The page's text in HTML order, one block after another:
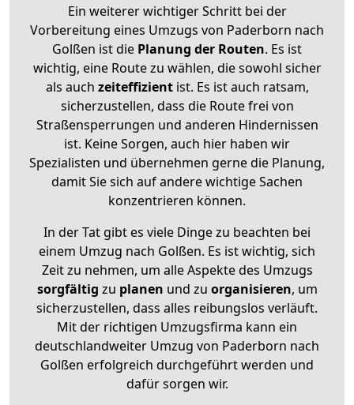
Ein weiterer wichtiger Schritt bei der
Vorbereitung eines Umzugs von Paderborn nach
Golßen ist die Planung der Routen. Es ist
wichtig, eine Route zu wählen, die sowohl sicher
als auch zeiteffizientist. Es ist auch ratsam,
sicherzustellen, dass die Route frei von
Straßensperrungen und anderen Hindernissen
ist. Keine Sorgen, auch hier haben wir
Spezialisten und übernehmen gerne die Planung,
damit Sie sich auf andere wichtige Sachen
konzentrieren können.
In der Tat gibt es viele Dinge zu beachten bei
einem Umzug nach Golßen. Es ist wichtig, sich
Zeit zu nehmen, um alle Aspekte des Umzugs
sorgfältig zu planen und zu organisieren, um
sicherzustellen, dass alles reibungslos verläuft.
Mit der richtigen Umzugsfirma kann ein
deutschlandweiter Umzug von Paderborn nach
Golßen erfolgreich durchgeführt werden und
dafür sorgen wir.